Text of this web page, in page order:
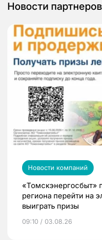
Новости партнеров
Новости компаний
«Томскэнергосбыт»
региона перейти на
выиграть призы
09:10 / 03.08.26